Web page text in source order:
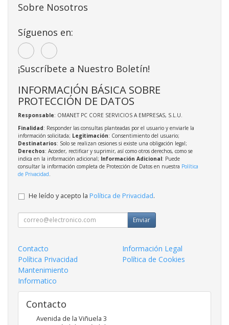
Sobre Nosotros
Síguenos en:
¡Suscríbete a Nuestro Boletín!
INFORMACIÓN BÁSICA SOBRE
PROTECCIÓN DE DATOS
Responsable: OMANET PC CORE SERVICIOS A EMPRESAS, S.L.U.
Finalidad: Responder las consultas planteadas por el usuario y enviarle la
información solicitada; Legitimación: Consentimiento del usuario;
Destinatarios: Solo se realizan cesiones si existe una obligación legal;
Derechos: Acceder, rectificar y suprimir, así como otros derechos, como se
indica en la información adicional; Información Adicional: Puede
consultar la información completa de Protección de Datos en nuestra Política
de Privacidad
He leído y acepto la Política de Privacidad.
Enviar
Contacto
Información Legal
Política Privacidad
Política de Cookies
Mantenimiento
Informatico
Contacto
Avenida de la Viñuela 3